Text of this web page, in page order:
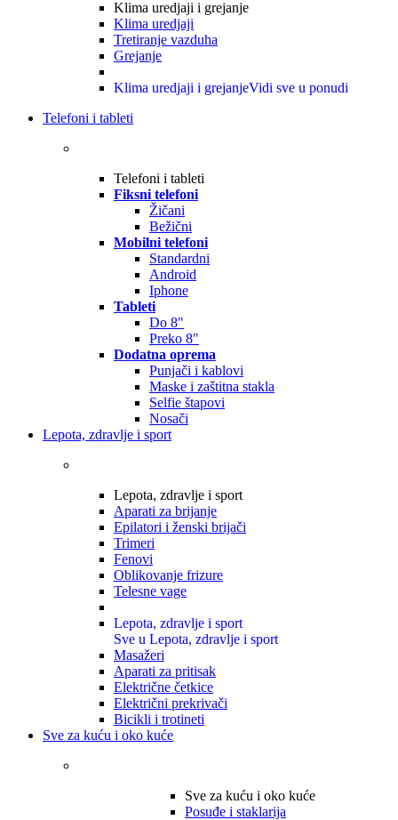
Klima uredjaji i grejanje
Klima uredjaji
Tretiranje vazduha
Grejanje
Klima uredjaji i grejanjeVidi sve u ponudi
Telefoni i tableti
Telefoni i tableti
Fiksni telefoni
Žičani
Bežični
Mobilni telefoni
Standardni
Android
Iphone
Tableti
Do 8"
Preko 8"
Dodatna oprema
Punjači i kablovi
Maske i zaštitna stakla
Selfie štapovi
Nosači
Lepota, zdravlje i sport
Lepota, zdravlje i sport
Aparati za brijanje
Epilatori i ženski brijači
Trimeri
Fenovi
Oblikovanje frizure
Telesne vage
Lepota, zdravlje i sport
Sve u Lepota, zdravlje i sport
Masažeri
Aparati za pritisak
Električne četkice
Električni prekrivači
Bicikli i trotineti
Sve za kuću i oko kuće
Sve za kuću i oko kuće
Posuđe i staklarija